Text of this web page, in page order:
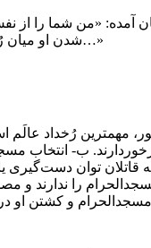
آمده: «من شما را از
شدن او میان رُکن و مقام خبر می‌دهم…»
مهمترین رُخداد
ب- انتخاب
توان دست‌گیری
را ندارند و